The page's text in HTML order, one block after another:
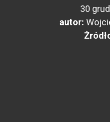
30
autor: